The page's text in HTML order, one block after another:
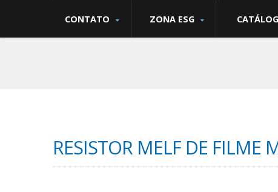
CONTATO ZONA ESG
RESISTOR MELF DE FILME